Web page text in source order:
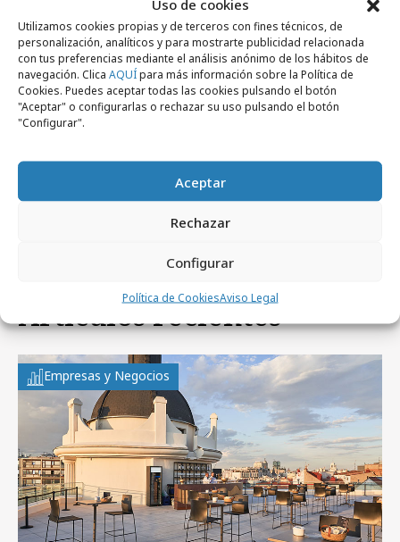
Uso de cookies
Utilizamos cookies propias y de terceros con fines técnicos, de
personalización, analíticos y para mostrarte publicidad relacionada
con tus preferencias mediante el análisis anónimo de los hábitos de
navegación. Clica AQUÍpara más información sobre la Política de
Cookies. Puedes aceptar todas las cookies pulsando el botón
"Aceptar" o configurarlas o rechazar su uso pulsando el botón
"Configurar".
Aceptar
Rechazar
Configurar
Política de CookiesAviso Legal
¿Dónde está Wally?..., en el centro de
Madrid
Artículos recientes
Empresas y Negocios